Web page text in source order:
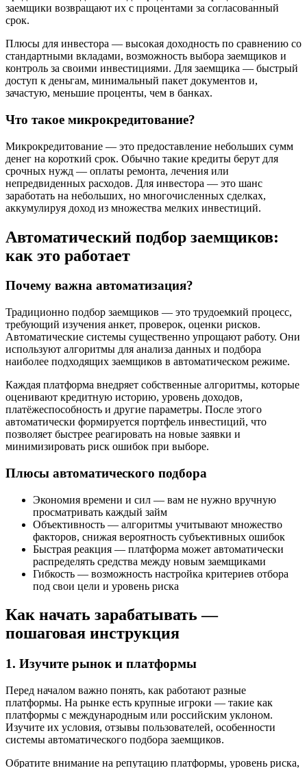
заемщики возвращают их с процентами за согласованный
срок.
Плюсы для инвестора — высокая доходность по сравнению со
стандартными вкладами, возможность выбора заемщиков и
контроль за своими инвестициями. Для заемщика — быстрый
доступ к деньгам, минимальный пакет документов и,
зачастую, меньшие проценты, чем в банках.
Что такое микрокредитование?
Микрокредитование — это предоставление небольших сумм
денег на короткий срок. Обычно такие кредиты берут для
срочных нужд — оплаты ремонта, лечения или
непредвиденных расходов. Для инвестора — это шанс
заработать на небольших, но многочисленных сделках,
аккумулируя доход из множества мелких инвестиций.
Автоматический подбор заемщиков:
как это работает
Почему важна автоматизация?
Традиционно подбор заемщиков — это трудоемкий процесс,
требующий изучения анкет, проверок, оценки рисков.
Автоматические системы существенно упрощают работу. Они
используют алгоритмы для анализа данных и подбора
наиболее подходящих заемщиков в автоматическом режиме.
Каждая платформа внедряет собственные алгоритмы, которые
оценивают кредитную историю, уровень доходов,
платёжеспособность и другие параметры. После этого
автоматически формируется портфель инвестиций, что
позволяет быстрее реагировать на новые заявки и
минимизировать риск ошибок при выборе.
Плюсы автоматического подбора
Экономия времени и сил — вам не нужно вручную
просматривать каждый займ
Объективность — алгоритмы учитывают множество
факторов, снижая вероятность субъективных ошибок
Быстрая реакция — платформа может автоматически
распределять средства между новым заемщиками
Гибкость — возможность настройка критериев отбора
под свои цели и уровень риска
Как начать зарабатывать —
пошаговая инструкция
1. Изучите рынок и платформы
Перед началом важно понять, как работают разные
платформы. На рынке есть крупные игроки — такие как
платформы с международным или российским уклоном.
Изучите их условия, отзывы пользователей, особенности
системы автоматического подбора заемщиков.
Обратите внимание на репутацию платформы, уровень риска,